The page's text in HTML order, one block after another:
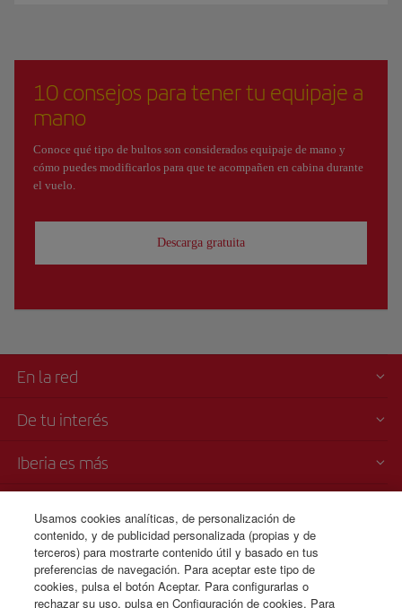
10 consejos para tener tu equipaje a
mano
Conoce qué tipo de bultos son considerados equipaje de mano y
cómo puedes modificarlos para que te acompañen en cabina durante
el vuelo.
Descarga gratuita
En la red
De tu interés
Iberia es más
Venta telefónica
CSP - Plan de Servicio al Cliente
Plan de Contingencia para los Retrasos prolongados en pista (TARMAC)
IB General Rules & Tariff Canada
Usamos cookies analíticas, de personalización de
contenido, y de publicidad personalizada (propias y de
terceros) para mostrarte contenido útil y basado en tus
preferencias de navegación. Para aceptar este tipo de
cookies, pulsa el botón Aceptar. Para configurarlas o
rechazar su uso, pulsa en Configuración de cookies. Para